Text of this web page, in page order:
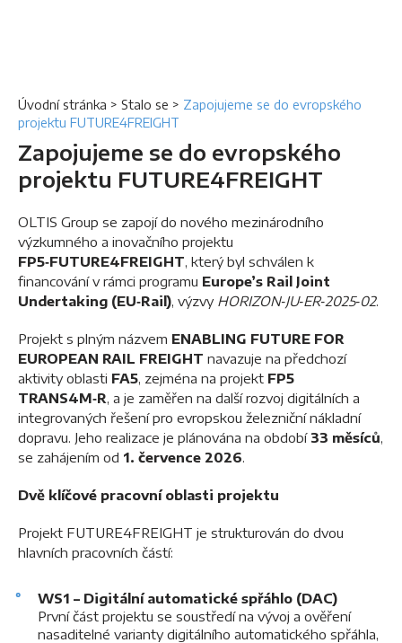
Úvodní stránka > Stalo se > Zapojujeme se do evropského
projektu FUTURE4FREIGHT
Zapojujeme se do evropského
projektu FUTURE4FREIGHT
OLTIS Group se zapojí do nového mezinárodního
výzkumného a inovačního projektu
FP5‑FUTURE4FREIGHT, který byl schválen k
financování v rámci programu Europe’s Rail Joint
Undertaking (EU‑Rail), výzvy HORIZON‑JU‑ER‑2025‑02.
Projekt s plným názvem ENABLING FUTURE FOR
EUROPEAN RAIL FREIGHT navazuje na předchozí
aktivity oblasti FA5, zejména na projekt FP5
TRANS4M‑R, a je zaměřen na další rozvoj digitálních a
integrovaných řešení pro evropskou železniční nákladní
dopravu. Jeho realizace je plánována na období 33 měsíců,
se zahájením od 1. července 2026.
Dvě klíčové pracovní oblasti projektu
Projekt FUTURE4FREIGHT je strukturován do dvou
hlavních pracovních částí:
WS1 – Digitální automatické spřáhlo (DAC)
První část projektu se soustředí na vývoj a ověření
nasaditelné varianty digitálního automatického spřáhla,